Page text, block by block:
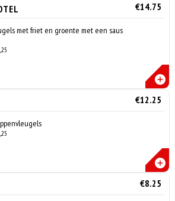
€14.75
met friet en groente met een saus
€12.25
€8.25